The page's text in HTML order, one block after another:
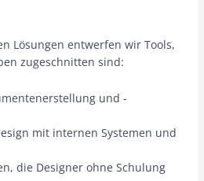
Lösungen entwerfen wir Tools,
zugeschnitten sind:
und -
mit internen Systemen und
die Designer ohne Schulung